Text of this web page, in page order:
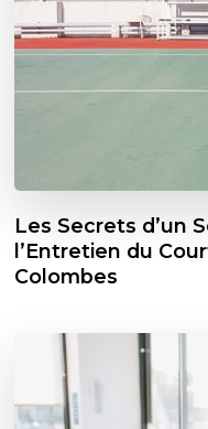
Les Secrets d’un
l’Entretien du
Colombes